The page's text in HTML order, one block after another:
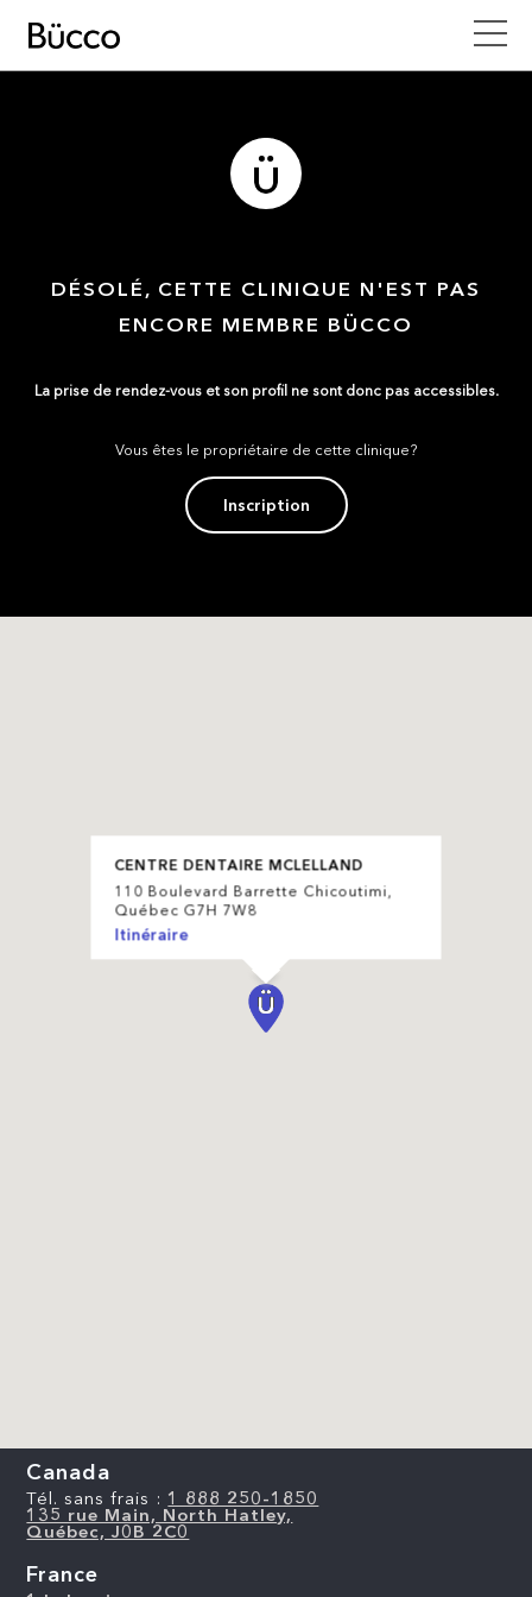
DÉSOLÉ, CETTE CLINIQUE N'EST PAS
ENCORE MEMBRE BÜCCO
La prise de rendez-vous et son profil ne sont donc pas accessibles.
Vous êtes le propriétaire de cette clinique?
Inscription
CENTRE DENTAIRE MCLELLAND
110 Boulevard Barrette Chicoutimi,
Québec G7H 7W8
Itinéraire
Canada
Tél. sans frais : 1 888 250-1850
135 rue Main, North Hatley,
Québec, J0B 2C0
France